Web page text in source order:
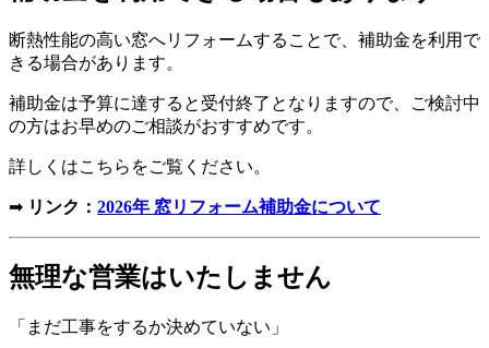
断熱性能の高い窓へリフォームすることで、補助金を利用で
きる場合があります。
補助金は予算に達すると受付終了となりますので、ご検討中
の方はお早めのご相談がおすすめです。
詳しくはこちらをご覧ください。
➡ リンク： 2026年 窓リフォーム補助金について
無理な営業はいたしません
「まだ工事をするか決めていない」